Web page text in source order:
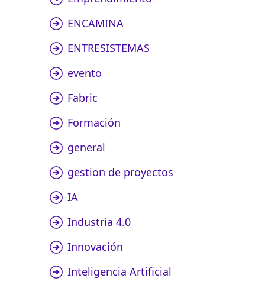
ENCAMINA
ENTRESISTEMAS
evento
Fabric
Formación
general
gestion de proyectos
IA
Industria 4.0
Innovación
Inteligencia Artificial